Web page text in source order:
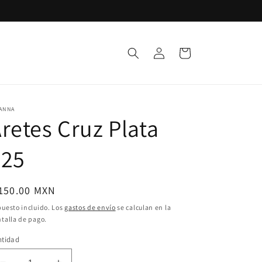
Iniciar
sesión
Carrito
Cruz Plata
MXN
incluido. Los gastos de envío se calculan en la
de pago.